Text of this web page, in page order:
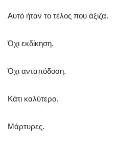
Αυτό ήταν το τέλος που άξιζα.
Όχι εκδίκηση.
Όχι ανταπόδοση.
Κάτι καλύτερο.
Μάρτυρες.